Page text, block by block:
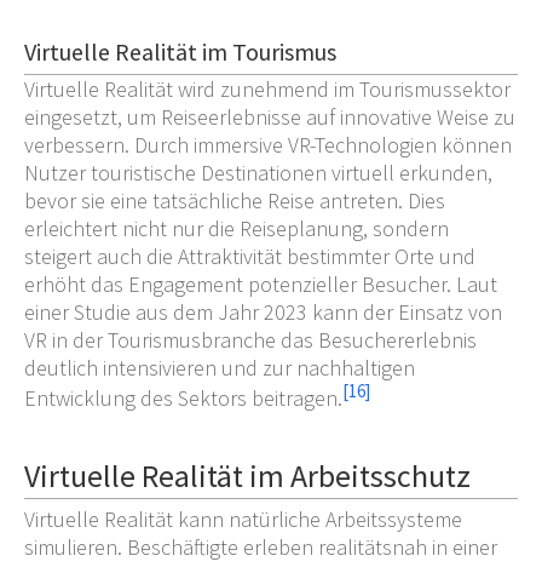
Virtuelle Realität im Tourismus
Virtuelle Realität wird zunehmend im Tourismussektor
eingesetzt, um Reiseerlebnisse auf innovative Weise zu
verbessern. Durch immersive VR-Technologien können
Nutzer touristische Destinationen virtuell erkunden,
bevor sie eine tatsächliche Reise antreten. Dies
erleichtert nicht nur die Reiseplanung, sondern
steigert auch die Attraktivität bestimmter Orte und
erhöht das Engagement potenzieller Besucher. Laut
einer Studie aus dem Jahr 2023 kann der Einsatz von
VR in der Tourismusbranche das Besuchererlebnis
deutlich intensivieren und zur nachhaltigen
Entwicklung des Sektors beitragen.[16]
Virtuelle Realität im Arbeitsschutz
Virtuelle Realität kann natürliche Arbeitssysteme
simulieren. Beschäftigte erleben realitätsnah in einer